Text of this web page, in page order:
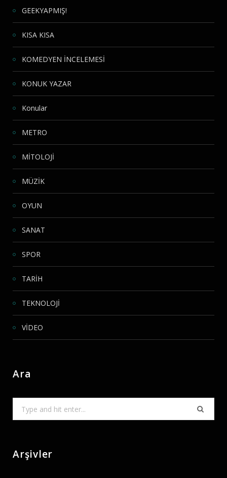
GEEKYAPMIŞ!
KISA KISA
KOMEDYEN İNCELEMESİ
KONUK YAZAR
Konular
METRO
MİTOLOJİ
MÜZİK
OYUN
SANAT
SPOR
TARİH
TEKNOLOJİ
VİDEO
Ara
Arşivler